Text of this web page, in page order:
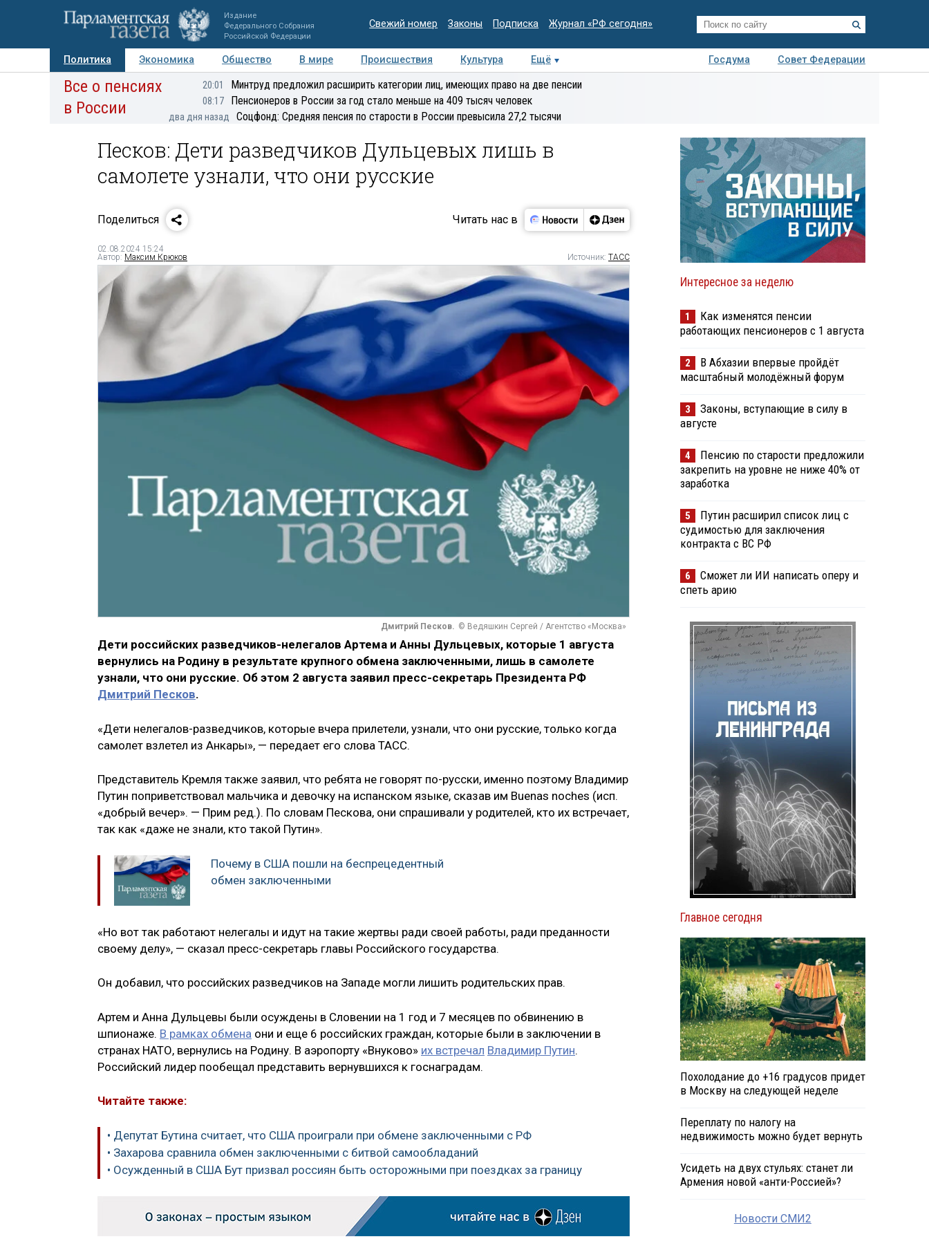
Издание
Федерального Собрания
Российской Федерации
Свежий номер Законы Подписка Журнал «РФ сегодня»
Политика Экономика Общество В мире Происшествия Культура Ещё Госдума
Совет Федерации
Авторы Персоны Мнения Регионы Медиацентр Интервью Колумнисты
Деловая
Все о пенсиях
в России
20:01 Минтруд предложил расширить категории лиц, имеющих право на две пенсии
08:17 Пенсионеров в России за год стало меньше на 409 тысяч человек
два дня назад Соцфонд: Средняя пенсия по старости в России превысила 27,2 тысячи
Песков: Дети разведчиков Дульцевых лишь в
самолете узнали, что они русские
Поделиться Читать нас в
02.08.2024 15:24
Автор: Максим Крюков Источник: ТАСС
Дмитрий Песков. © Ведяшкин Сергей / Агентство «Москва»
Дети российских разведчиков-нелегалов Артема и Анны Дульцевых, которые 1 августа
вернулись на Родину в результате крупного обмена заключенными, лишь в самолете
узнали, что они русские. Об этом 2 августа заявил пресс-секретарь Президента РФ
Дмитрий Песков.
«Дети нелегалов-разведчиков, которые вчера прилетели, узнали, что они русские, только когда
самолет взлетел из Анкары», — передает его слова ТАСС.
Представитель Кремля также заявил, что ребята не говорят по-русски, именно поэтому Владимир
Путин поприветствовал мальчика и девочку на испанском языке, сказав им Buenas noches (исп.
«добрый вечер». — Прим ред.). По словам Пескова, они спрашивали у родителей, кто их встречает,
так как «даже не знали, кто такой Путин».
Почему в США пошли на беспрецедентный
обмен заключенными
«Но вот так работают нелегалы и идут на такие жертвы ради своей работы, ради преданности
своему делу», — сказал пресс-секретарь главы Российского государства.
Он добавил, что российских разведчиков на Западе могли лишить родительских прав.
Артем и Анна Дульцевы были осуждены в Словении на 1 год и 7 месяцев по обвинению в
шпионаже. В рамках обмена они и еще 6 российских граждан, которые были в заключении в
странах НАТО, вернулись на Родину. В аэропорту «Внуково» их встречал Владимир Путин.
Российский лидер пообещал представить вернувшихся к госнаградам.
Читайте также:
• Депутат Бутина считает, что США проиграли при обмене заключенными с РФ
• Захарова сравнила обмен заключенными с битвой самообладаний
• Осужденный в США Бут призвал россиян быть осторожными при поездках за границу
Интересное за неделю
1
Как изменятся пенсии
работающих пенсионеров с 1 августа
2
В Абхазии впервые пройдёт
масштабный молодёжный форум
3
Законы, вступающие в силу в
августе
4
Пенсию по старости предложили
закрепить на уровне не ниже 40% от
заработка
5
Путин расширил список лиц с
судимостью для заключения
контракта с ВС РФ
6
Сможет ли ИИ написать оперу и
спеть арию
Главное сегодня
Похолодание до +16 градусов придет
в Москву на следующей неделе
Переплату по налогу на
недвижимость можно будет вернуть
Усидеть на двух стульях: станет ли
Армения новой «анти-Россией»?
Новости СМИ2